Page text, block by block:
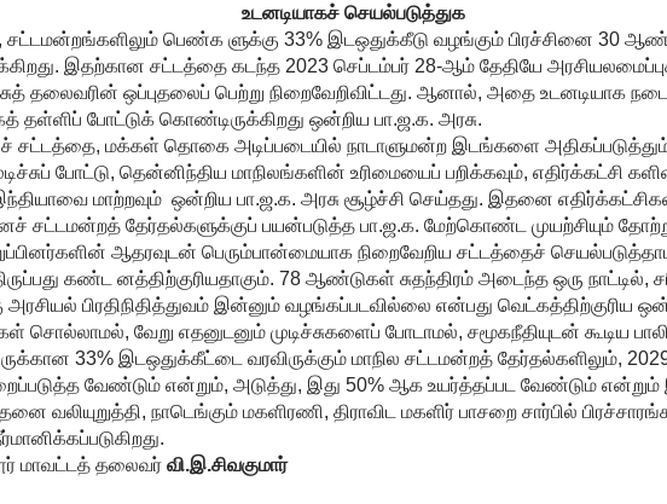
உடனடியாகச் செயல்படுத்துக
சட்டமன்றங்களிலும் பெண்க ளுக்கு 33% இடஒதுக்கீடு வழங்கும் பிரச்சினை 30
இதற்கான சட்டத்தை கடந்த 2023 செப்டம்பர் 28-ஆம் தேதியே
தலைவரின் ஒப்புதலைப் பெற்று நிறைவேறிவிட்டது. ஆனால், அதை உடனடியாக
தள்ளிப் போட்டுக் கொண்டிருக்கிறது ஒன்றிய பா.ஜ.க. அரசு.
சட்டத்தை, மக்கள் தொகை அடிப்படையில் நாடாளுமன்ற இடங்களை அதிகப்படுத்தும்
போட்டு, தென்னிந்திய மாநிலங்களின் உரிமையைப் பறிக்கவும், எதிர்க்கட்சி
மாற்றவும் ஒன்றிய பா.ஜ.க. அரசு சூழ்ச்சி செய்தது. இதனை
சட்டமன்றத் தேர்தல்களுக்குப் பயன்படுத்த பா.ஜ.க. மேற்கொண்ட முயற்சியும்
ஆதரவுடன் பெரும்பான்மையாக நிறைவேறிய சட்டத்தைச்
கண்ட னத்திற்குரியதாகும். 78 ஆண்டுகள் சுதந்திரம் அடைந்த ஒரு
பிரதிநிதித்துவம் இன்னும் வழங்கப்படவில்லை என்பது வெட்கத்திற்குரிய
சொல்லாமல், வேறு எதனுடனும் முடிச்சுகளைப் போடாமல், சமூகநீதியுடன் கூடிய
33% இடஒதுக்கீட்டை வரவிருக்கும் மாநில சட்டமன்றத் தேர்தல்களிலும்,
வேண்டும் என்றும், அடுத்து, இது 50% ஆக உயர்த்தப்பட வேண்டும் என்றும்
வலியுறுத்தி, நாடெங்கும் மகளிரணி, திராவிட மகளிர் பாசறை சார்பில்
மாவட்டத் தலைவர் வி.இ.சிவகுமார்